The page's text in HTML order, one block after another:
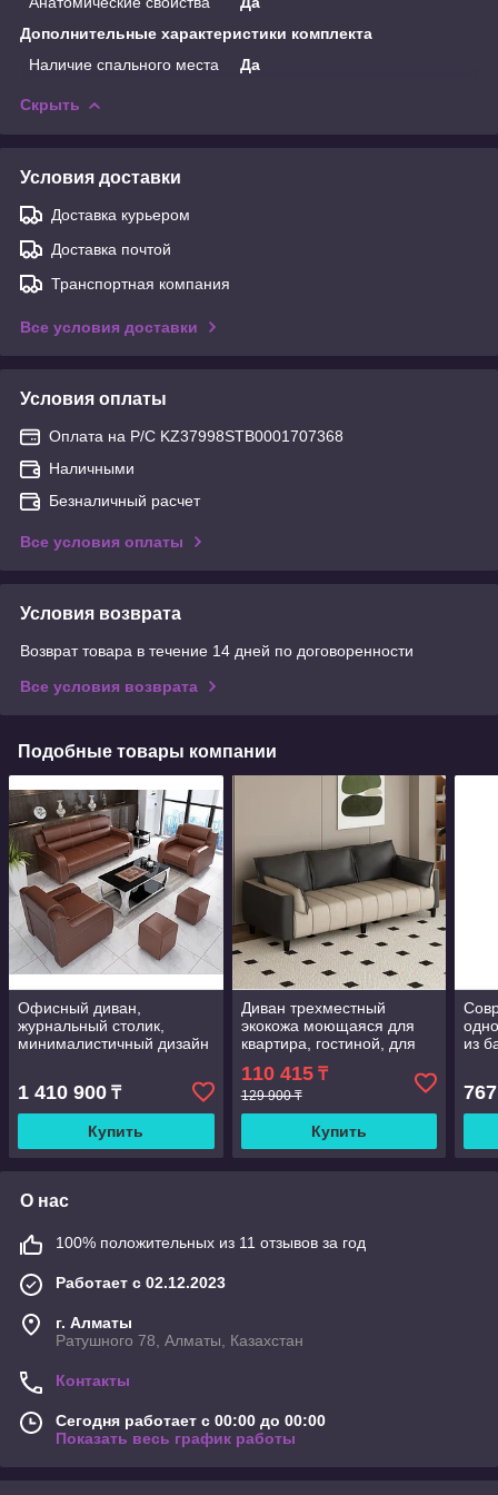
Дополнительные характеристики комплекта
Наличие спального места
Да
Скрыть
Условия доставки
Доставка курьером
Доставка почтой
Транспортная компания
Все условия доставки
Условия оплаты
Оплата на Р/С KZ37998STB0001707368
Наличными
Безналичный расчет
Все условия оплаты
Условия возврата
Возврат товара в течение 14 дней по договоренности
Все условия возврата
Подобные товары компании
Офисный диван,
журнальный столик,
минималистичный дизайн
диван на три человека
1 410 900 ₸
Купить
Диван трехместный
экокожа моющаяся для
квартира, гостиной, для
дома для офиса,
Парикмахерская,
двухместный диван с
тремя цветами
110 415₸
129 900 ₸
Купить
из
О нас
100% положительных из 11 отзывов за год
Работает с 02.12.2023
г. Алматы
Ратушного 78, Алматы, Казахстан
Контакты
Сегодня работает с 00:00 до 00:00
Показать весь график работы